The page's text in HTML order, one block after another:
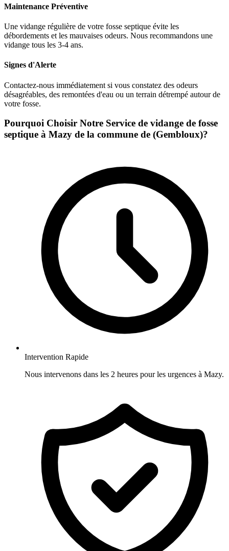
Maintenance Préventive
Une vidange régulière de votre fosse septique évite les
débordements et les mauvaises odeurs. Nous recommandons une
vidange tous les 3-4 ans.
Signes d'Alerte
Contactez-nous immédiatement si vous constatez des odeurs
désagréables, des remontées d'eau ou un terrain détrempé autour de
votre fosse.
Pourquoi Choisir Notre Service de vidange de fosse
septique à Mazy de la commune de (Gembloux)?
Intervention Rapide
Nous intervenons dans les 2 heures pour les urgences à Mazy.